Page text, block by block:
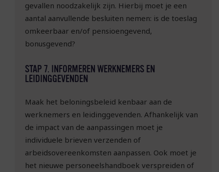
gevallen noodzakelijk zijn. Hierbij moet je een
aantal aanvullende besluiten nemen: is de toeslag
omkeerbaar en/of pensioengevend,
bonusgevend?
STAP 7. INFORMEREN WERKNEMERS EN
LEIDINGGEVENDEN
Maak het beloningsbeleid kenbaar aan de
werknemers en leidinggevenden. Afhankelijk van
de impact van de aanpassingen moet je
individuele brieven verzenden of
arbeidsovereenkomsten aanpassen. Ook moet je
het nieuwe personeelshandboek verspreiden of